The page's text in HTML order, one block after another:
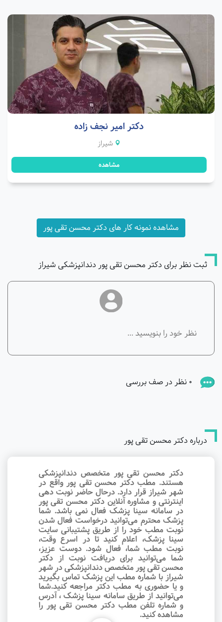
دکتر امیر نجف زاده
شیراز
مشاهده
مشاهده نمونه کار های دکتر محسن تقی پور
ثبت نظر برای دکتر محسن تقی پور دندانپزشکی شیراز
0 نظر در صف بررسی
درباره دکتر محسن تقی پور
دکتر محسن تقی پور متخصص دندانپزشکی
هستند. مطب دکتر محسن تقی پور واقع در
شهر شیراز قرار دارد. درحال حاضر نوبت‌ دهی
اینترنتی و مشاوره آنلاین دکتر محسن تقی پور
در سامانه سینا پزشک فعال نمی باشد. شما
پزشک محترم می‌توانید درخواست فعال شدن
نوبت مطب خود را از طریق پشتیبانی سایت
سینا پزشک، اعلام کنید تا در اسرع وقت‌،
نوبت مطب شما، فعال شود. دوست عزیز،
شما می‌توانید برای دریافت نوبت از دکتر
محسن تقی پور متخصص دندانپزشکی در شهر
شیراز با شماره مطب این پزشک تماس بگیرید
و یا حضوری به مطب دکتر مراجعه کنید.شما
می‌توانید از طریق سامانه سینا پزشک ، آدرس
و شماره تلفن مطب دکتر محسن تقی پور را
مشاهده کنید.